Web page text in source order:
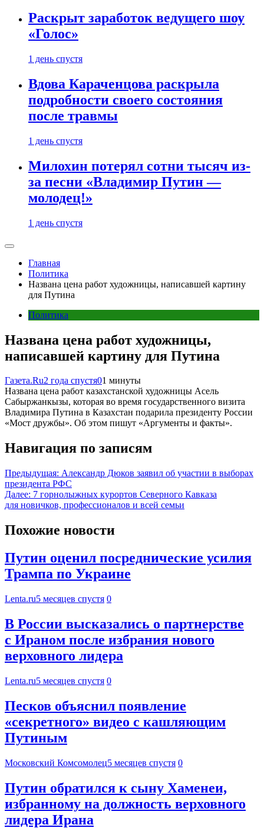
Раскрыт заработок ведущего шоу
«Голос»
1 день спустя
Вдова Караченцова раскрыла
подробности своего состояния
после травмы
1 день спустя
Милохин потерял сотни тысяч из-
за песни «Владимир Путин —
молодец!»
1 день спустя
Главная
Политика
Названа цена работ художницы, написавшей картину
для Путина
Политика
Названа цена работ художницы,
написавшей картину для Путина
Газета.Ru2 года спустя01 минуты
Названа цена работ казахстанской художницы Асель
Сабыржанкызы, которая во время государственного визита
Владимира Путина в Казахстан подарила президенту России
«Мост дружбы». Об этом пишут «Аргументы и факты».
Навигация по записям
Предыдущая: Александр Дюков заявил об участии в выборах
президента РФС
Далее: 7 горнолыжных курортов Северного Кавказа
для новичков, профессионалов и всей семьи
Похожие новости
Путин оценил посреднические усилия
Трампа по Украине
Lenta.ru5 месяцев спустя 0
В России высказались о партнерстве
с Ираном после избрания нового
верховного лидера
Lenta.ru5 месяцев спустя 0
Песков объяснил появление
«секретного» видео с кашляющим
Путиным
Московский Комсомолец5 месяцев спустя 0
Путин обратился к сыну Хаменеи,
избранному на должность верховного
лидера Ирана